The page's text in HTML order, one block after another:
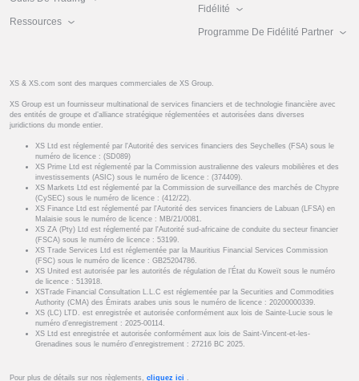
Ressources
Fidélité
Programme De Fidélité Partner
XS & XS.com sont des marques commerciales de XS Group.
XS Group est un fournisseur multinational de services financiers et de technologie financière avec
des entités de groupe et d’alliance stratégique réglementées et autorisées dans diverses
juridictions du monde entier.
XS Ltd est réglementé par l'Autorité des services financiers des Seychelles (FSA) sous le
numéro de licence : (SD089)
XS Prime Ltd est réglementé par la Commission australienne des valeurs mobilières et des
investissements (ASIC) sous le numéro de licence : (374409).
XS Markets Ltd est réglementé par la Commission de surveillance des marchés de Chypre
(CySEC) sous le numéro de licence : (412/22).
XS Finance Ltd est réglementé par l'Autorité des services financiers de Labuan (LFSA) en
Malaisie sous le numéro de licence : MB/21/0081.
XS ZA (Pty) Ltd est réglementé par l'Autorité sud-africaine de conduite du secteur financier
(FSCA) sous le numéro de licence : 53199.
XS Trade Services Ltd est réglementée par la Mauritius Financial Services Commission
(FSC) sous le numéro de licence : GB25204786.
XS United est autorisée par les autorités de régulation de l’État du Koweït sous le numéro
de licence : 513918.
XSTrade Financial Consultation L.L.C est réglementée par la Securities and Commodities
Authority (CMA) des Émirats arabes unis sous le numéro de licence : 20200000339.
XS (LC) LTD. est enregistrée et autorisée conformément aux lois de Sainte-Lucie sous le
numéro d’enregistrement : 2025-00114.
XS Ltd est enregistrée et autorisée conformément aux lois de Saint-Vincent-et-les-
Grenadines sous le numéro d’enregistrement : 27216 BC 2025.
Pour plus de détails sur nos règlements, cliquez ici .